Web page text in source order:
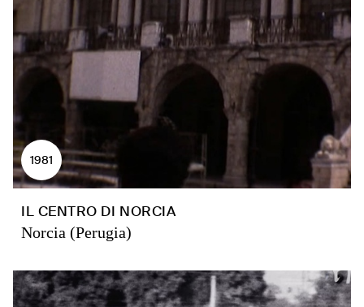
1981
IL CENTRO DI NORCIA
Norcia (Perugia)